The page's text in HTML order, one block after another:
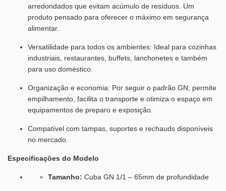
arredondados que evitam acúmulo de resíduos. Um
produto pensado para oferecer o máximo em segurança
alimentar.
Versatilidade para todos os ambientes: Ideal para cozinhas
industriais, restaurantes, buffets, lanchonetes e também
para uso doméstico.
Organização e economia: Por seguir o padrão GN, permite
empilhamento, facilita o transporte e otimiza o espaço em
equipamentos de preparo e exposição.
Compatível com tampas, suportes e rechauds disponíveis
no mercado.
Especificações do Modelo
Tamanho: Cuba GN 1/1 – 65mm de profundidade